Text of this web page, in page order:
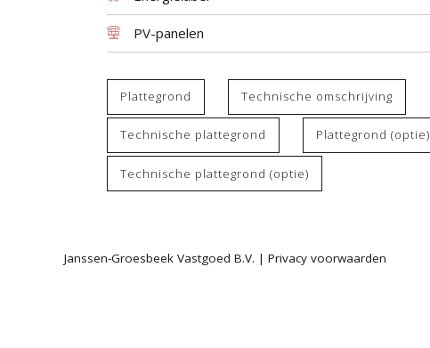
PV-panelen
Plattegrond Technische omschrijving
Technische plattegrond Plattegrond (optie)
Technische plattegrond (optie)
Janssen-Groesbeek Vastgoed B.V. | Privacy voorwaarden